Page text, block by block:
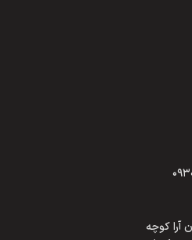
آرا کوچه